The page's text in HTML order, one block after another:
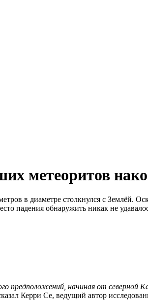
метеоритов
в диаметре столкнулся с Землёй.
падения обнаружить никак не
предположений, начиная от
Керри Се, ведущий автор